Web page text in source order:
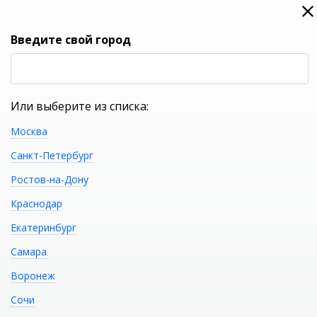
0
Акриловая ванна GEMY
G9246 B R
Введите свой город
Или выберите из списка:
Москва
Санкт-Петербург
Ростов-на-Дону
Краснодар
Екатеринбург
Самара
Воронеж
Сочи